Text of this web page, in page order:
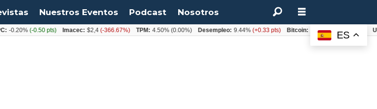
Nuestros Eventos Podcast Nosotros
ES
(-0.50 pts) Imacec: $2,4(-366.67%) TPM: 4.50%(0.00%) Desempleo: 9.44%(+0.33 pts) Bitcoin: $64.600,08(+2.93%)